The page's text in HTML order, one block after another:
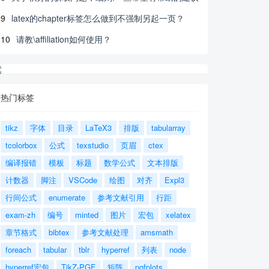
9 latex的chapter标签怎么做到不强制另起一页？
10 请教\affiliation如何使用？
热门标签
tikz 字体 目录 LaTeX3 排版
tabularray
tcolorbox
公式 texstudio 页眉
ctex
编译报错
模板 标题 数学公式
文本排版
计数器
脚注 VSCode 绘图 对齐
Expl3
行间公式
enumerate 参考文献引用
行距
exam-zh
编号 minted 图片 宏包
xelatex
章节格式
bibtex 参考文献处理
amsmath
foreach
tabular tblr hyperref 列表
node